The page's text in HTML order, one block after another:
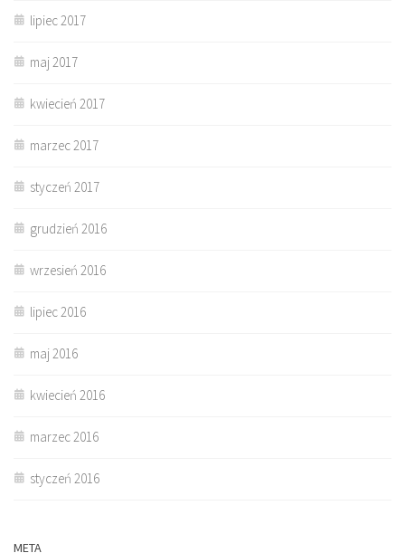
lipiec 2017
maj 2017
kwiecień 2017
marzec 2017
styczeń 2017
grudzień 2016
wrzesień 2016
lipiec 2016
maj 2016
kwiecień 2016
marzec 2016
styczeń 2016
META